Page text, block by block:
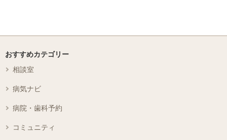
おすすめカテゴリー
相談室
病気ナビ
病院・歯科予約
コミュニティ